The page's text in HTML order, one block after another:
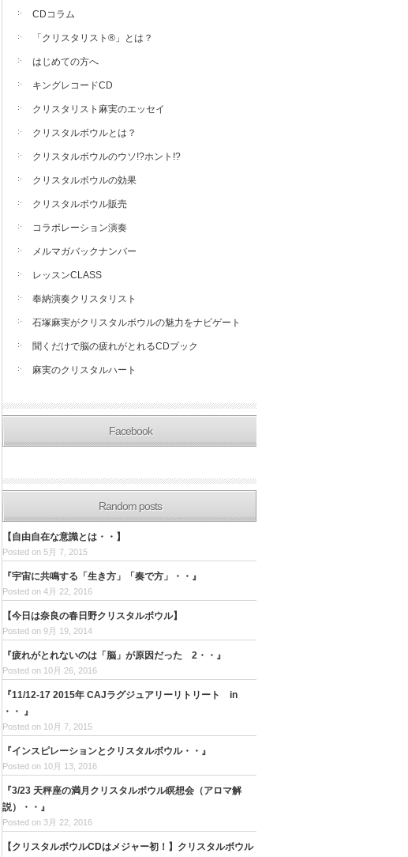
CDコラム
「クリスタリスト®」とは？
はじめての方へ
キングレコードCD
クリスタリスト麻実のエッセイ
クリスタルボウルとは？
クリスタルボウルのウソ!?ホント!?
クリスタルボウルの効果
クリスタルボウル販売
コラボレーション演奏
メルマガバックナンバー
レッスンCLASS
奉納演奏クリスタリスト
石塚麻実がクリスタルボウルの魅力をナビゲート
聞くだけで脳の疲れがとれるCDブック
麻実のクリスタルハート
Facebook
Random posts
【自由自在な意識とは・・】
Posted on 5月 7, 2015
『宇宙に共鳴する「生き方」「奏で方」・・』
Posted on 4月 22, 2016
【今日は奈良の春日野クリスタルボウル】
Posted on 9月 19, 2014
『疲れがとれないのは「脳」が原因だった 2・・』
Posted on 10月 26, 2016
『11/12-17 2015年 CAJラグジュアリーリトリート in
・・ 』
Posted on 10月 7, 2015
『インスピレーションとクリスタルボウル・・』
Posted on 10月 13, 2016
『3/23 天秤座の満月クリスタルボウル瞑想会（アロマ解
説）・・』
Posted on 3月 22, 2016
【クリスタルボウルCDはメジャー初！】クリスタルボウル